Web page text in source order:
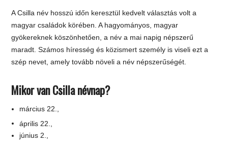
A Csilla név hosszú időn keresztül kedvelt választás volt a
magyar családok körében. A hagyományos, magyar
gyökereknek köszönhetően, a név a mai napig népszerű
maradt. Számos híresség és közismert személy is viseli ezt a
szép nevet, amely tovább növeli a név népszerűségét.
Mikor van Csilla névnap?
március 22.,
április 22.,
június 2.,